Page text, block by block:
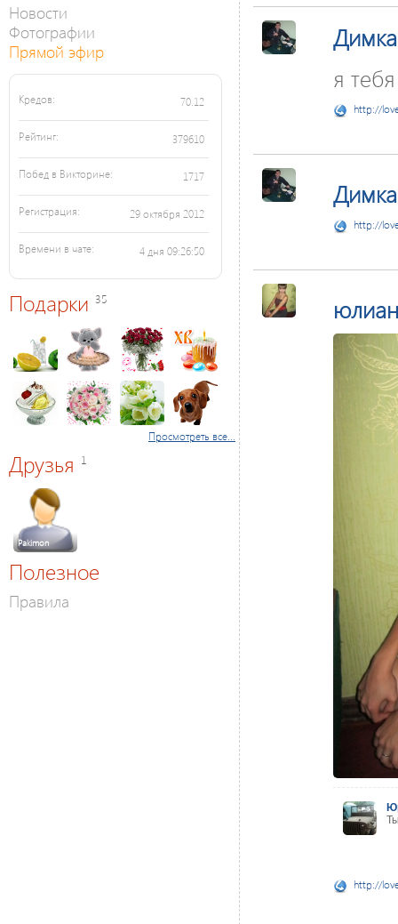
Новости
Фотографии
Прямой эфир
Кредов: 70.12
Рейтинг: 379610
Побед в Викторине: 1717
Регистрация: 29 октября 2012
Времени в чате: 4 дня 09:26:50
Подарки 35
Просмотреть все...
Друзья 1
Pakimon
Полезное
Правила
я
http://
http://
http://